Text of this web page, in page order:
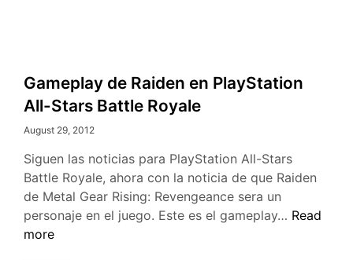
Gameplay de Raiden en PlayStation
All-Stars Battle Royale
August 29, 2012
Siguen las noticias para PlayStation All-Stars
Battle Royale, ahora con la noticia de que Raiden
de Metal Gear Rising: Revengeance sera un
personaje en el juego. Este es el gameplay… Gameplay
Read
more